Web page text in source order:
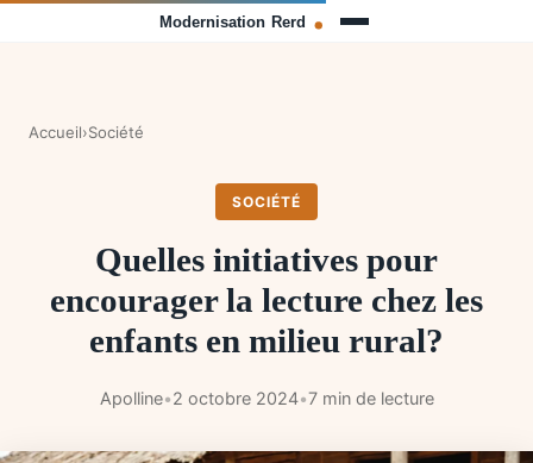
Accueil›Société
SOCIÉTÉ
Quelles initiatives pour
encourager la lecture chez les
enfants en milieu rural?
Apolline•2 octobre 2024•7 min de lecture